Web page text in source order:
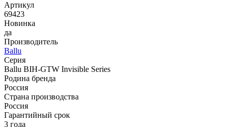
Артикул
69423
Новинка
да
Производитель
Ballu
Серия
Ballu BIH-GTW Invisible Series
Родина бренда
Россия
Страна производства
Россия
Гарантийный срок
3 года